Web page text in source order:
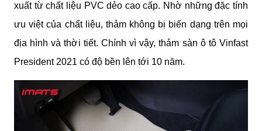
xuất từ chất liệu PVC dẻo cao cấp. Nhờ những đặc tính
ưu việt của chất liệu, thảm không bị biến dạng trên mọi
địa hình và thời tiết. Chính vì vậy, thảm sàn ô tô Vinfast
President 2021 có độ bền lên tới 10 năm.